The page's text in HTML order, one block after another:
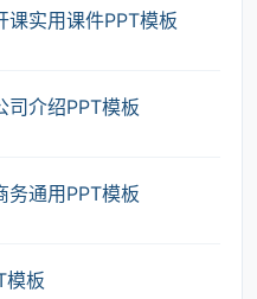
课实用课件PPT模板
司介绍PPT模板
务通用PPT模板
板